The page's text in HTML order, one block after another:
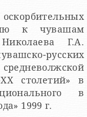
к чувашам
Г.А.
русских
столетий» в
в
1999 г.